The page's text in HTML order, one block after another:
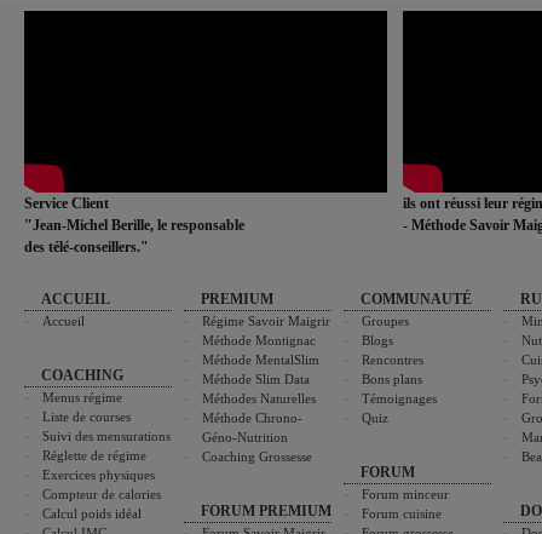
Service Client
"Jean-Michel Berille, le responsable
des télé-conseillers."
ils ont réussi leur
- Méthode Savoir
ACCUEIL
Accueil
COACHING
Menus régime
Liste de courses
Suivi des mensurations
Réglette de régime
Exercices physiques
Compteur de calories
Calcul poids idéal
PREMIUM
Régime Savoir Maigrir
Méthode Montignac
Méthode MentalSlim
Méthode Slim Data
Méthodes Naturelles
Méthode Chrono-
Géno-Nutrition
Coaching Grossesse
FORUM PREMIUM
COMMUNAUTÉ
Groupes
Blogs
Rencontres
Bons plans
Témoignages
Quiz
FORUM
Forum minceur
Forum cuisine